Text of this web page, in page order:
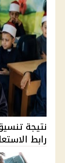
نتيجة
رابط